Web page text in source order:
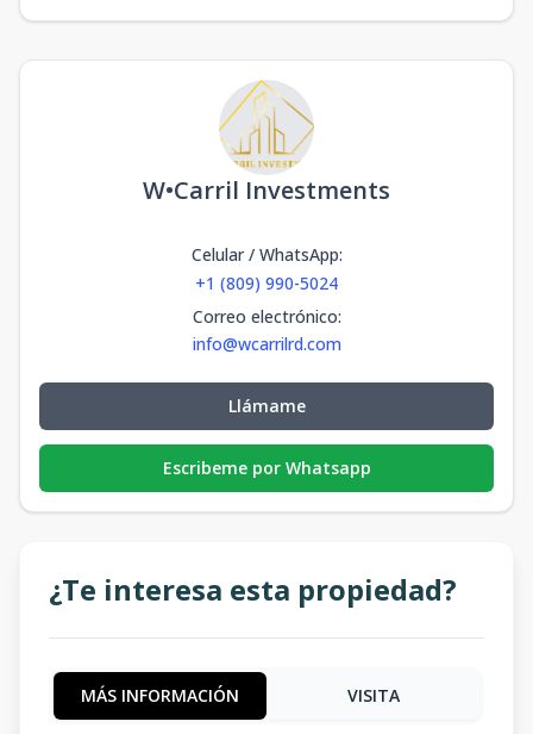
W•Carril Investments
Celular / WhatsApp:
+1 (809) 990-5024
Correo electrónico:
info@wcarrilrd.com
Llámame
Escribeme por Whatsapp
¿Te interesa esta propiedad?
MÁS INFORMACIÓN VISITA